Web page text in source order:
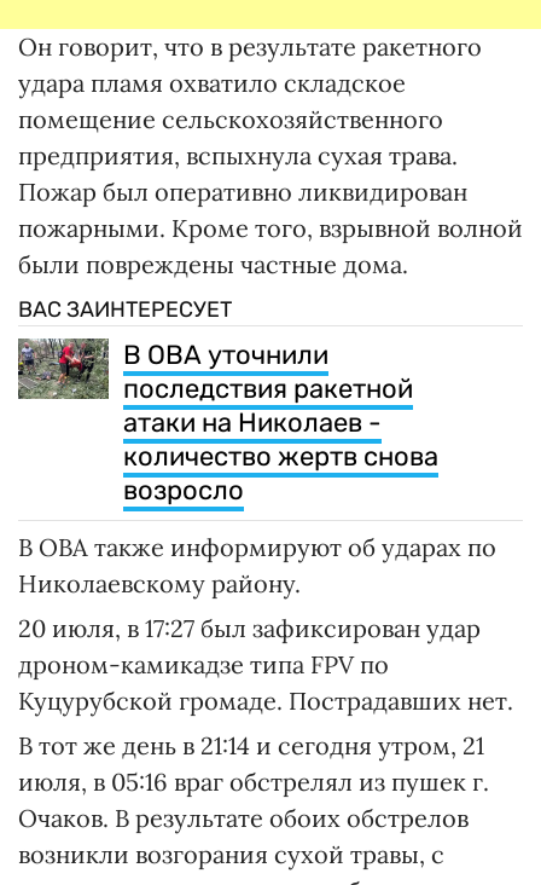
Он говорит, что в результате ракетного
удара пламя охватило складское
помещение сельскохозяйственного
предприятия, вспыхнула сухая трава.
Пожар был оперативно ликвидирован
пожарными. Кроме того, взрывной волной
были повреждены частные дома.
ВАС ЗАИНТЕРЕСУЕТ
В ОВА уточнили
последствия ракетной
атаки на Николаев -
количество жертв снова
возросло
В ОВА также информируют об ударах по
Николаевскому району.
20 июля, в 17:27 был зафиксирован удар
дроном-камикадзе типа FPV по
Куцурубской громаде. Пострадавших нет.
В тот же день в 21:14 и сегодня утром, 21
июля, в 05:16 враг обстрелял из пушек г.
Очаков. В результате обоих обстрелов
возникли возгорания сухой травы, с